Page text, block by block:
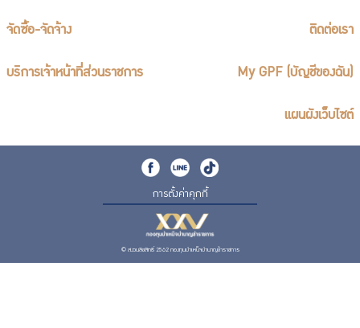
จัดซื้อ-จัดจ้าง ติดต่อเรา
บริการเจ้าหน้าที่ส่วนราชการ My GPF (บัญชีของฉัน)
แผนผังเว็บไซต์
การตั้งค่าคุกกี้
© สงวนลิขสิทธิ์ 2562 กองทุนบำเหน็จบำนาญข้าราชการ